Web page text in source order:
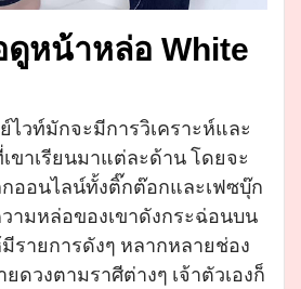
หน้าหล่อ White
ไวท์มักจะมีการวิเคราะห์และ
ขาเรียนมาแต่ละด้าน โดยจะ
ออนไลน์ทั้งติ๊กต๊อกและเฟซบุ๊ก
ามหล่อของเขาดังกระฉ่อนบน
รายการดังๆ หลากหลายช่อง
ดวงตามราศีต่างๆ เจ้าตัวเองก็